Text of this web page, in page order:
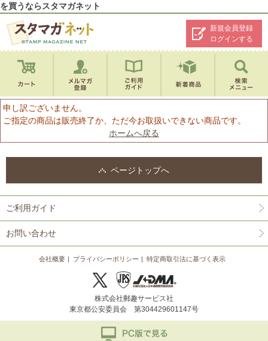
を買うならスタマガネット
新規会員登録
ログインする
申し訳ございません。
ご指定の商品は販売終了か、ただ今お取扱いできない商品です。
ホームへ戻る
ページトップへ
ご利用ガイド
お問い合わせ
会社概要 プライバシーポリシー 特定商取引法に基づく表示
株式会社郵趣サービス社
東京都公安委員会 第304429601147号